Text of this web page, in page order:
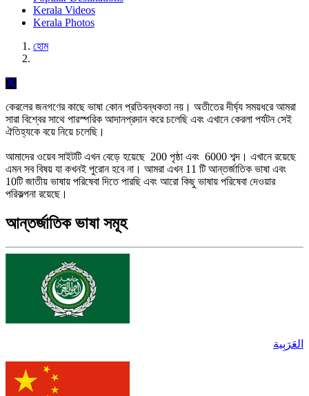
Kerala Videos
Kerala Photos
হোম
কেরলের জনগণের কাছে ভাষা কোন প্রতিবন্ধকতা নয়। অতীতের দীর্ঘ্য সময়ধরে আমরা
সারা বিশ্বের সাথে পারস্পরিক আদানপ্রদান করে চলেছি এবং এখানে কেরলা পর্যটন সেই
ঐতিহ্যকে বয়ে নিয়ে চলেছি।
আমাদের ওয়েব সাইটটি এখন বেড়ে হয়েছে 200 পৃষ্ঠা এবং 6000 শব্দ। এখানে রয়েছে
এমন সব বিষয় যা কখনই পুরোন হবে না। আমরা এখন 11 টি আন্তর্জাতিক ভাষা এবং
10টি জাতীয় ভাষায় পরিষেবা দিতে পারছি এবং আরো কিছু ভাষায় পরিষেবা দেওয়ার
পরিকল্পনা রয়েছে।
আন্তর্জাতিক ভাষা সমূহ